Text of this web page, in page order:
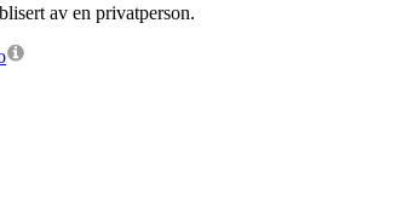
av en privatperson.